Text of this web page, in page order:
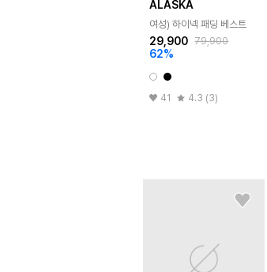
ALASKA
여성) 하이넥 패딩 베스트
29,900 79,900
62%
41 4.3 (3)